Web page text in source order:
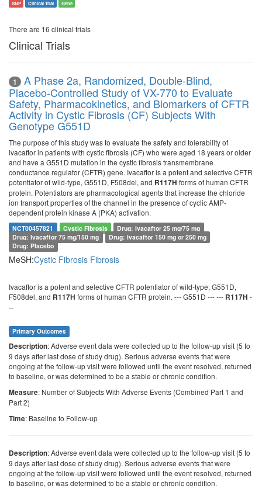
SNP Clinical Trial Gene
There are 16 clinical trials
Clinical Trials
1
A Phase 2a, Randomized, Double-Blind,
Placebo-Controlled Study of VX-770 to Evaluate
Safety, Pharmacokinetics, and Biomarkers of CFTR
Activity in Cystic Fibrosis (CF) Subjects With
Genotype G551D
The purpose of this study was to evaluate the safety and tolerability of
ivacaftor in patients with cystic fibrosis (CF) who were aged 18 years or older
and have a G551D mutation in the cystic fibrosis transmembrane
conductance regulator (CFTR) gene. Ivacaftor is a potent and selective CFTR
potentiator of wild-type, G551D, F508del, and R117H forms of human CFTR
protein. Potentiators are pharmacological agents that increase the chloride
ion transport properties of the channel in the presence of cyclic AMP-
dependent protein kinase A (PKA) activation.
NCT00457821 Cystic Fibrosis
Drug: Ivacaftor 25 mg/75 mg
Drug: Ivacaftor 75 mg/150 mg
Drug: Ivacaftor 150 mg or 250 mg
Drug: Placebo
MeSH:Cystic Fibrosis Fibrosis
Ivacaftor is a potent and selective CFTR potentiator of wild-type, G551D,
F508del, and R117H forms of human CFTR protein. --- G551D --- --- R117H -
--
Primary Outcomes
Description: Adverse event data were collected up to the follow-up visit (5 to
9 days after last dose of study drug). Serious adverse events that were
ongoing at the follow-up visit were followed until the event resolved, returned
to baseline, or was determined to be a stable or chronic condition.
Measure: Number of Subjects With Adverse Events (Combined Part 1 and
Part 2)
Time: Baseline to Follow-up
Description: Adverse event data were collected up to the follow-up visit (5 to
9 days after last dose of study drug). Serious adverse events that were
ongoing at the follow-up visit were followed until the event resolved, returned
to baseline, or was determined to be a stable or chronic condition.